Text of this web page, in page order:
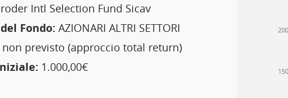
Intl Selection Fund Sicav
Fondo: AZIONARI ALTRI SETTORI
previsto (approccio total return)
1.000,00€
150
200